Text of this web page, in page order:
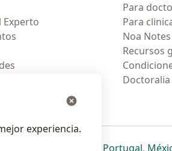
Experto
Para
Para
Noa Notes
Recursos
Doctoralia
en una nueva pestaña
se abre en una nueva pestaña
se abre en una nueva
se abre en una
Portugalse
,
experiencia.